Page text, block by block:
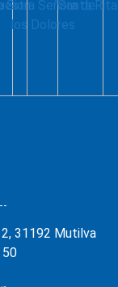
31192 Mutilva
50